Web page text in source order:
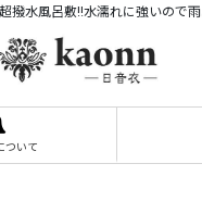
撥水風呂敷!!水濡れに強いので
ついて